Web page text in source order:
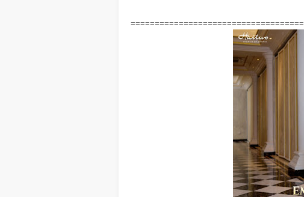
====================================